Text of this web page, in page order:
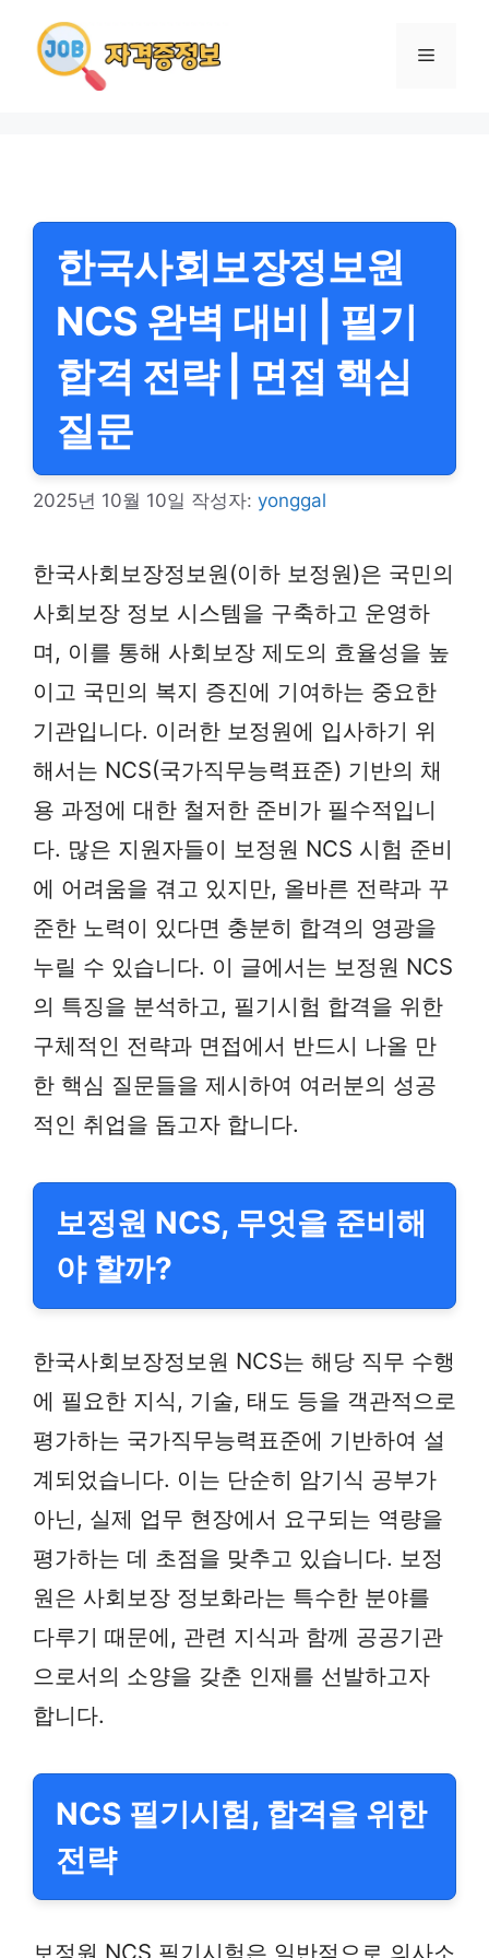
메
한국사회보장정보원
NCS 완벽 대비 | 필기
합격 전략 | 면접 핵심
질문
2025년 10월 10일 작성자: yonggal
한국사회보장정보원(이하 보정원)은 국민의
사회보장 정보 시스템을 구축하고 운영하
며, 이를 통해 사회보장 제도의 효율성을 높
이고 국민의 복지 증진에 기여하는 중요한
기관입니다. 이러한 보정원에 입사하기 위
해서는 NCS(국가직무능력표준) 기반의 채
용 과정에 대한 철저한 준비가 필수적입니
다. 많은 지원자들이 보정원 NCS 시험 준비
에 어려움을 겪고 있지만, 올바른 전략과 꾸
준한 노력이 있다면 충분히 합격의 영광을
누릴 수 있습니다. 이 글에서는 보정원 NCS
의 특징을 분석하고, 필기시험 합격을 위한
구체적인 전략과 면접에서 반드시 나올 만
한 핵심 질문들을 제시하여 여러분의 성공
적인 취업을 돕고자 합니다.
보정원 NCS, 무엇을 준비해
야 할까?
한국사회보장정보원 NCS는 해당 직무 수행
에 필요한 지식, 기술, 태도 등을 객관적으로
평가하는 국가직무능력표준에 기반하여 설
계되었습니다. 이는 단순히 암기식 공부가
아닌, 실제 업무 현장에서 요구되는 역량을
평가하는 데 초점을 맞추고 있습니다. 보정
원은 사회보장 정보화라는 특수한 분야를
다루기 때문에, 관련 지식과 함께 공공기관
으로서의 소양을 갖춘 인재를 선발하고자
합니다.
NCS 필기시험, 합격을 위한
전략
보정원 NCS 필기시험은 일반적으로 의사소